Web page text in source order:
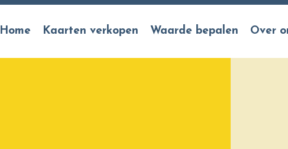
Home Kaarten verkopen Waarde bepalen Over